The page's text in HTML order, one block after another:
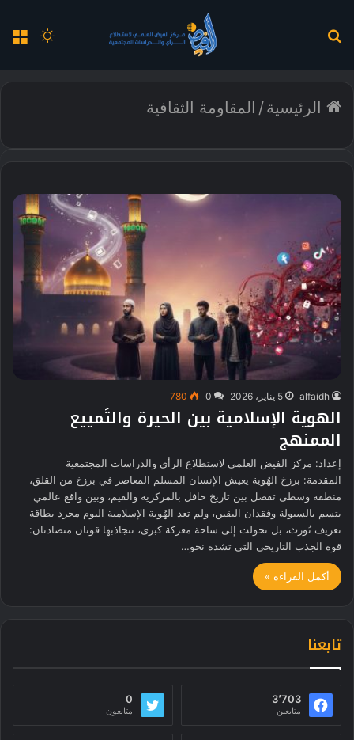
الوضع
الرئيسية/ المقاومة الثقافية
alfaidh 5 يناير، 2026 0
780
الهوية الإسلامية بين الحيرة والتَمييع
الممنهج
إعداد: مركز الفيض العلمي لاستطلاع الرأي والدراسات المجتمعية
المقدمة: برزخ الهُوية يعيش الإنسان المسلم المعاصر في برزخ من القلق،
منطقة وسطى تفصل بين تاريخ حافل بالمركزية والقيم، وبين واقع عالمي
يتسم بالسيولة وفقدان اليقين، ولم تعد الهُوية الإسلامية اليوم مجرد بطاقة
تعريف تُورث، بل تحولت إلى ساحة معركة كبرى، تتجاذبها قوتان متضادتان:
قوة الجذب التاريخي التي تشده نحو…
أكمل القراءة »
تابعنا
3٬703
متابعين
0
متابعون